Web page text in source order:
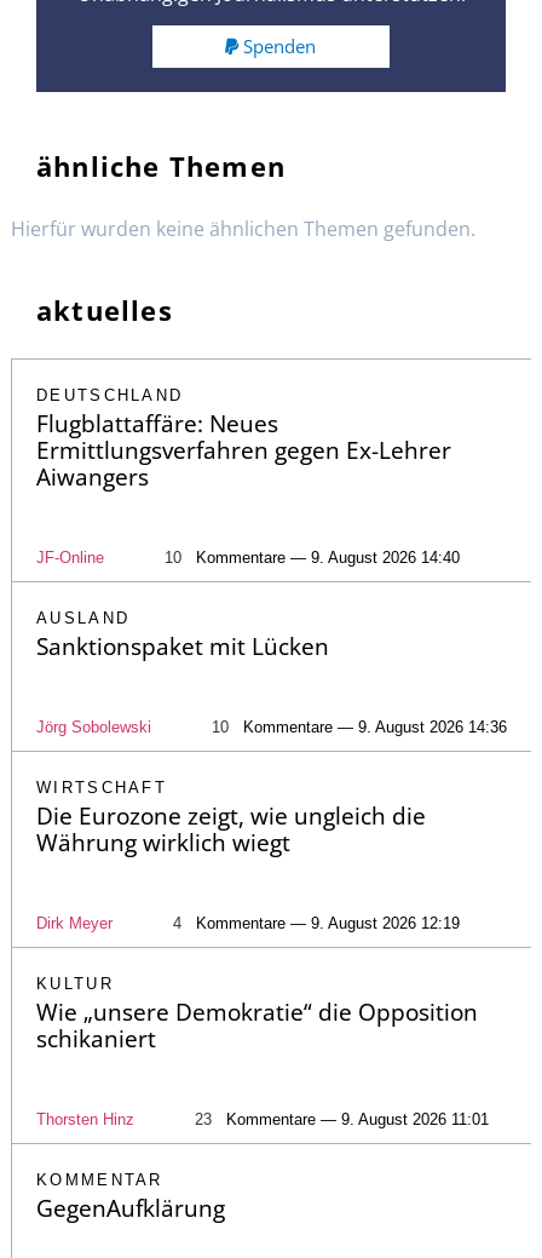
Spenden
ähnliche Themen
Hierfür wurden keine ähnlichen Themen gefunden.
aktuelles
DEUTSCHLAND
Flugblattaffäre: Neues
Ermittlungsverfahren gegen Ex-Lehrer
Aiwangers
JF-Online 10 Kommentare — 9. August 2026 14:40
AUSLAND
Sanktionspaket mit Lücken
Jörg Sobolewski 10 Kommentare — 9. August 2026 14:36
WIRTSCHAFT
Die Eurozone zeigt, wie ungleich die
Währung wirklich wiegt
Dirk Meyer 4 Kommentare — 9. August 2026 12:19
KULTUR
Wie „unsere Demokratie“ die Opposition
schikaniert
Thorsten Hinz 23 Kommentare — 9. August 2026 11:01
KOMMENTAR
GegenAufklärung